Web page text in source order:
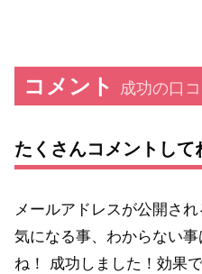
コメント 成功の口
たくさんコメントして
メールアドレスが公開され
気になる事、わからない
ね！ 成功しました！効果